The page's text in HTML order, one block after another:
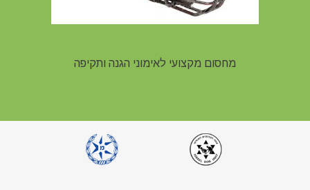
מחסום מקצועי לאימוני הגנה ותקיפה